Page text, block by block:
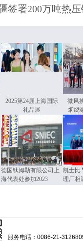
签署200万吨热
2025第24届上海国际
礼品展
微风
烟绕
德国钛姆勒有限公司上
海代表处参加2023
凯士比
理厂相
服务电话：0086-21-